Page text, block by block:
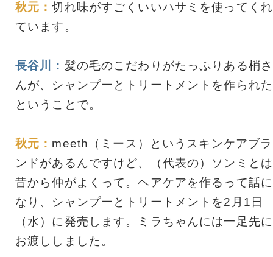
秋元：切れ味がすごくいいハサミを使ってくれ
ています。
長谷川： 髪の毛のこだわりがたっぷりある梢さ
んが、シャンプーとトリートメントを作られた
ということで。
秋元： meeth（ミース）というスキンケアブラ
ンドがあるんですけど、（代表の）ソンミとは
昔から仲がよくって。ヘアケアを作るって話に
なり、シャンプーとトリートメントを2月1日
（水）に発売します。ミラちゃんには一足先に
お渡ししました。